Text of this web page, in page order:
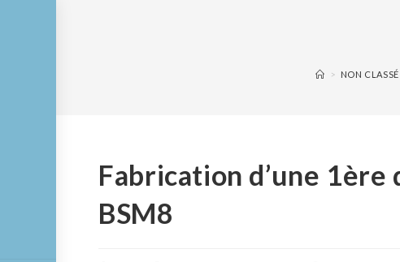
> NON CLASSÉ
Fabrication d’une
BSM8